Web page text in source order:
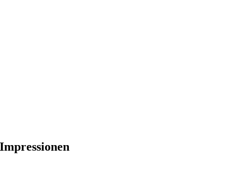
Impressionen